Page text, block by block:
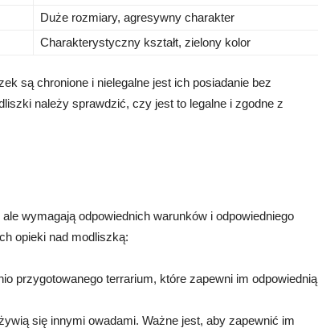
Duże rozmiary, agresywny charakter
Charakterystyczny kształt, zielony kolor
są chronione i nielegalne jest ich posiadanie bez
należy sprawdzić, czy jest to legalne i zgodne z
wymagają odpowiednich warunków i odpowiedniego
opieki nad modliszką:
przygotowanego terrarium, które zapewni im odpowiednią
się innymi owadami. Ważne jest, aby zapewnić im